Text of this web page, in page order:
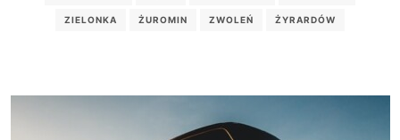
ZIELONKA ŻUROMIN ZWOLEŃ ŻYRARDÓW